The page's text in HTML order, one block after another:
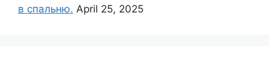
в спальню. April 25, 2025